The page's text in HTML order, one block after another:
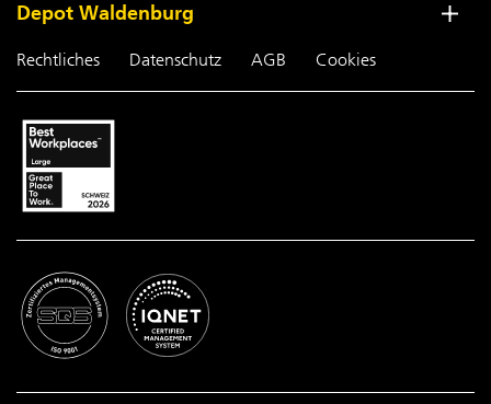
Depot Waldenburg
Rechtliches Datenschutz AGB Cookies